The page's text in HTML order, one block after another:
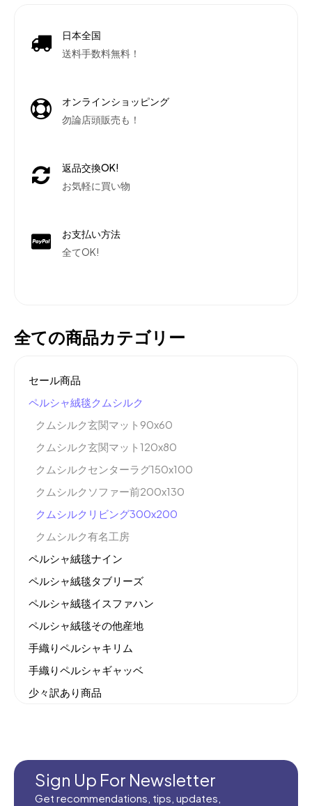
日本全国
送料手数料無料！
オンラインショッピング
勿論店頭販売も！
返品交換OK!
お気軽に買い物
お支払い方法
全てOK!
全ての商品カテゴリー
セール商品
ペルシャ絨毯クムシルク
クムシルク玄関マット90x60
クムシルク玄関マット120x80
クムシルクセンターラグ150x100
クムシルクソファー前200x130
クムシルクリビング300x200
クムシルク有名工房
ペルシャ絨毯ナイン
ペルシャ絨毯タブリーズ
ペルシャ絨毯イスファハン
ペルシャ絨毯その他産地
手織りペルシャキリム
手織りペルシャギャッベ
少々訳あり商品
新商品入荷
Sign Up For Newsletter
Get recommendations, tips, updates,